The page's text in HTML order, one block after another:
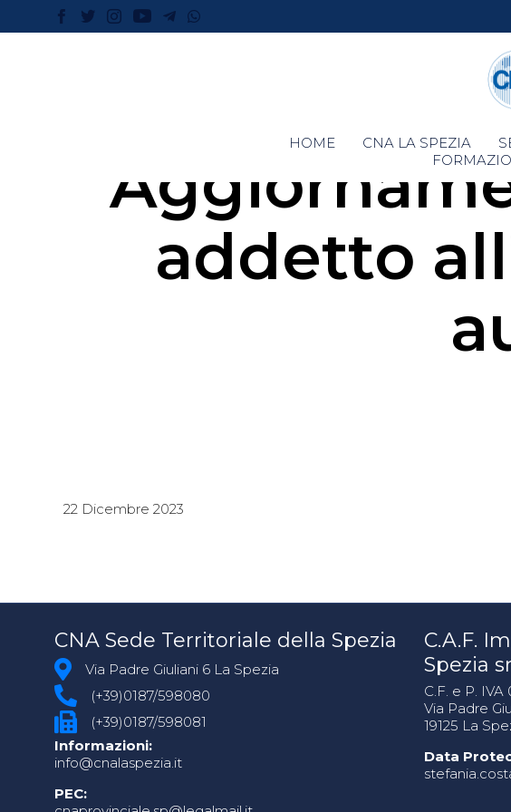
HOME CNA LA SPEZIA
addetto
22 Dicembre 2023
CNA Sede Territoriale della Spezia
Via Padre Giuliani 6 La Spezia
(+39)0187/598080
(+39)0187/598081
Informazioni:
info@cnalaspezia.it
PEC:
C.A.F.
Spezia
C.F. e P. IVA
Via Padre
19125 La
Data